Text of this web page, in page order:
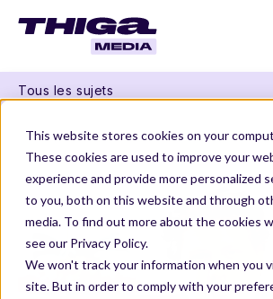
This website stores cookies on your
These cookies are used to improve your
experience and provide more personalized
to you, both on this website and through
media. To find out more about the cookies
see our Privacy Policy.
We won't track your information when you
site. But in order to comply with your
Tous les sujets
Thiga Media
Data et intelligence